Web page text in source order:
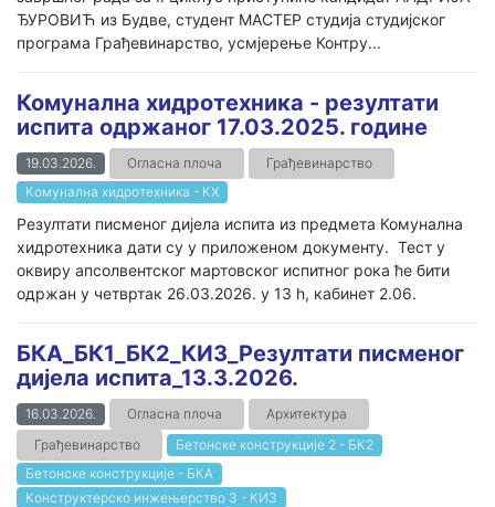
ЂУРОВИЋ из Будве, студент МАСТЕР студија студијског
програма Грађевинарство, усмјерење Контру...
Комунална хидротехника - резултати
испита одржаног 17.03.2025. године
19.03.2026. Огласна плоча
Грађевинарство
Комунална хидротехника - КХ
Резултати писменог дијела испита из предмета Комунална
хидротехника дати су у приложеном документу. Тест у
оквиру апсолвентског мартовског испитног рока ће бити
одржан у четвртак 26.03.2026. у 13 h, кабинет 2.06.
БКА_БК1_БК2_КИ3_Резултати писменог
дијела испита_13.3.2026.
16.03.2026. Огласна плоча
Архитектура
Грађевинарство
Бетонске конструкције 2 - БК2
Бетонске конструкције - БКА
Конструктерско инжењерство 3 - КИ3